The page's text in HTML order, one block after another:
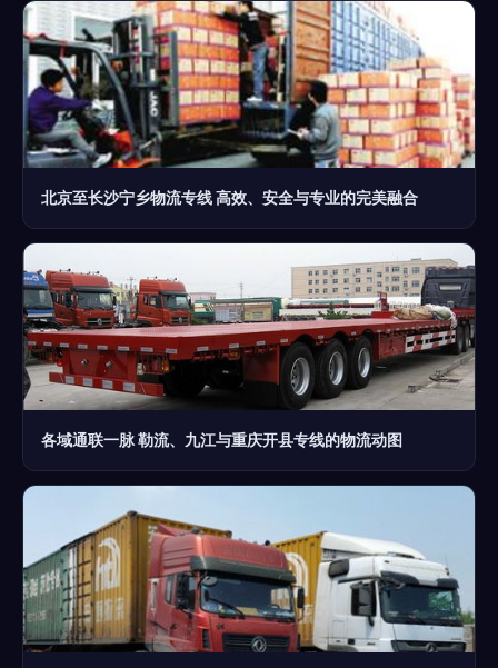
北京至长沙宁乡物流专线 高效、安全与专业的完美融合
各域通联一脉 勒流、九江与重庆开县专线的物流动图